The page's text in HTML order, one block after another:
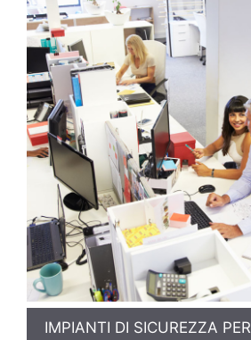
IMPIANTI DI SICUREZZA PER